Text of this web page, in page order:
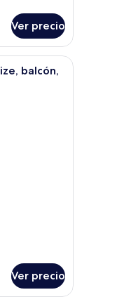
Ver precio
con dos camas, un
balcón,
Ver precio